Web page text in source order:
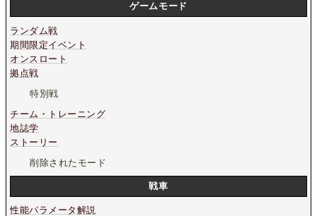
ゲームモード
ランダム戦
期間限定イベント
オンスロート
拠点戦
特別戦
チーム・トレーニング
地誌学
ストーリー
削除されたモード
戦車
性能パラメータ解説